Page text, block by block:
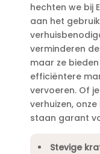
hechten we bij
aan het
verminderen
maar ze
efficiëntere
vervoeren.​ Of
verhuizen,
staan garant
Stevige